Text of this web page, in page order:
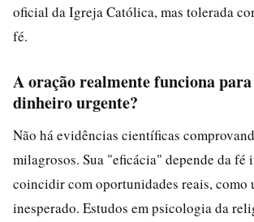
oficial da Igreja Católica, mas tolerada
fé.
A oração realmente funciona
dinheiro urgente?
Não há evidências científicas
milagrosos. Sua "eficácia" depende da fé
coincidir com oportunidades reais, como
inesperado. Estudos em psicologia da